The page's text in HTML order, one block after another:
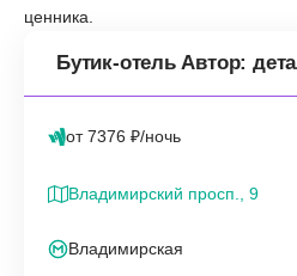
ценника.
Бутик-отель Автор:
от 7376 ₽/ночь
Владимирский просп., 9
Владимирская